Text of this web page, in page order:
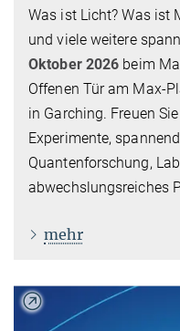
Was ist Licht? Was ist
und viele weitere
Oktober 2026 beim
Offenen Tür am Max-
in Garching. Freuen
Experimente,
Quantenforschung,
abwechslungsreiches
mehr